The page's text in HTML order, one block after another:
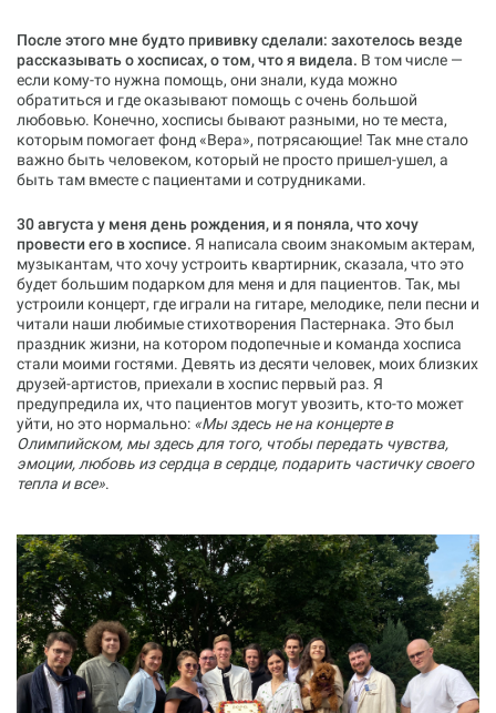
После этого мне будто прививку сделали: захотелось везде
рассказывать о хосписах, о том, что я видела. В том числе —
если кому-то нужна помощь, они знали, куда можно
обратиться и где оказывают помощь с очень большой
любовью. Конечно, хосписы бывают разными, но те места,
которым помогает фонд «Вера», потрясающие! Так мне стало
важно быть человеком, который не просто пришел-ушел, а
быть там вместе с пациентами и сотрудниками.
30 августа у меня день рождения, и я поняла, что хочу
провести его в хосписе. Я написала своим знакомым актерам,
музыкантам, что хочу устроить квартирник, сказала, что это
будет большим подарком для меня и для пациентов. Так, мы
устроили концерт, где играли на гитаре, мелодике, пели песни и
читали наши любимые стихотворения Пастернака. Это был
праздник жизни, на котором подопечные и команда хосписа
стали моими гостями. Девять из десяти человек, моих близких
друзей-артистов, приехали в хоспис первый раз. Я
предупредила их, что пациентов могут увозить, кто-то может
уйти, но это нормально: «‎Мы здесь не на концерте в
Олимпийском, мы здесь для того, чтобы передать чувства,
эмоции, любовь из сердца в сердце, подарить частичку своего
тепла и все».